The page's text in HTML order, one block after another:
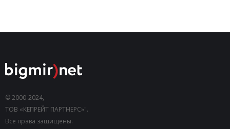
© 2000-2024,
ТОВ «КЕПРЕЙТ ПАРТНЕРС»".
Все права защищены.